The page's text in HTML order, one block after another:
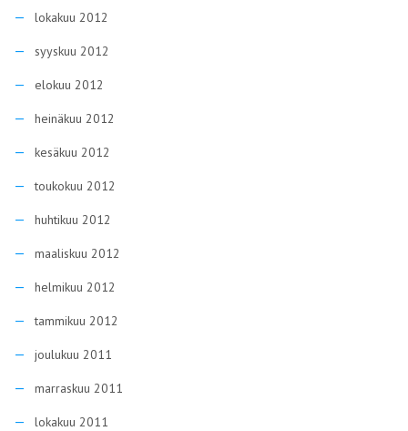
lokakuu 2012
syyskuu 2012
elokuu 2012
heinäkuu 2012
kesäkuu 2012
toukokuu 2012
huhtikuu 2012
maaliskuu 2012
helmikuu 2012
tammikuu 2012
joulukuu 2011
marraskuu 2011
lokakuu 2011